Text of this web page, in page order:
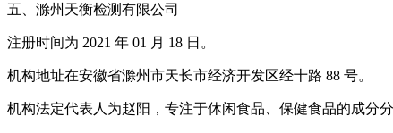
五、滁州天衡检测有限公司
注册时间为 2021 年 01 月 18 日。
机构地址在安徽省滁州市天长市经济开发区经十路 88 号。
机构法定代表人为赵阳，专注于休闲食品、保健食品的成分分